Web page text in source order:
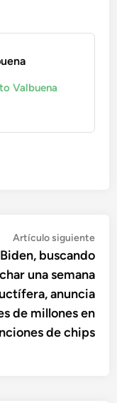
Valbuena
Artículo siguiente
Biden, buscando
una semana
anuncia
de millones en
de chips